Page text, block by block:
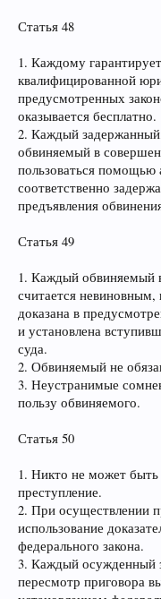
Статья 48
1. Каждому
квалифицированной
предусмотренных
оказывается бесплатно.
2. Каждый
обвиняемый в
пользоваться помощью
соответственно
предъявления
Статья 49
1. Каждый обвиняемый
считается невиновным,
доказана в
и установлена
суда.
2. Обвиняемый не
3. Неустранимые
пользу обвиняемого.
Статья 50
1. Никто не может
преступление.
2. При осуществлении
использование
федерального закона.
3. Каждый осужденный
пересмотр приговора